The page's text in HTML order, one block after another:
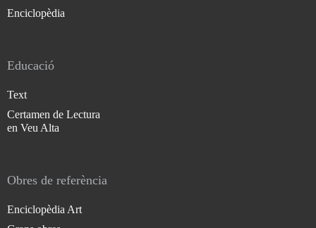
Enciclopèdia
Educació
Text
Certamen de Lectura
en Veu Alta
Obres de referència
Enciclopèdia Art